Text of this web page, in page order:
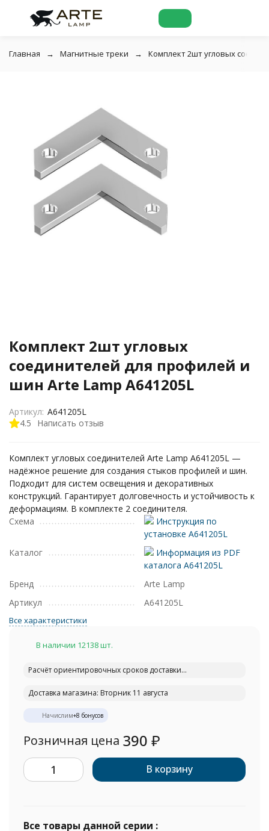
Главная Магнитные треки Комплект 2шт угловых
Комплект 2шт угловых
соединителей для профилей и
шин Arte Lamp A641205L
4.5 Написать отзыв
Артикул: A641205L
Комплект угловых соединителей Arte Lamp A641205L —
надёжное решение для создания стыков профилей и шин.
Подходит для систем освещения и декоративных
конструкций. Гарантирует долговечность и устойчивость к
деформациям. В комплекте 2 соединителя.
Схема
Инструкция по
установке A641205L
Каталог
Информация из PDF
каталога A641205L
Бренд
Arte Lamp
Артикул
A641205L
Все характеристики
В наличии 12138 шт.
Расчёт ориентировочных сроков доставки...
Доставка магазина: Вторник 11 августа
Начислим+8 бонусов
Розничная цена 390 ₽
В корзину
Все товары данной серии :